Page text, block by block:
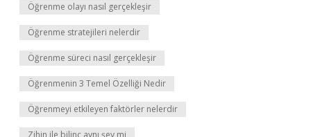
Öğrenme olayı nasıl gerçekleşir
Öğrenme stratejileri nelerdir
Öğrenme süreci nasıl gerçekleşir
Öğrenmenin 3 Temel Özelliği Nedir
Öğrenmeyi etkileyen faktörler nelerdir
Zihin ile bilinç aynı şey mi